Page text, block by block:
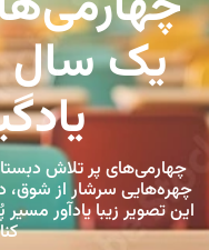
یک سال
چهارمی‌های پر تلاش
چهره‌هایی سرشار از شوق،
این تصویر زیبا یادآور